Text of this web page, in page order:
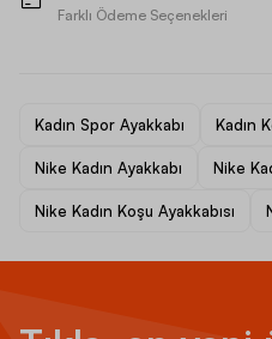
Farklı Ödeme Seçenekleri
Kadın Spor Ayakkabı Kadın
Nike Kadın Ayakkabı Nike
Nike Kadın Koşu Ayakkabısı